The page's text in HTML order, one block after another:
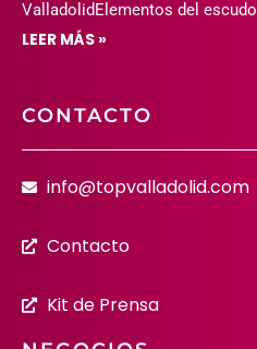
ValladolidElementos del
LEER MÁS »
CONTACTO
info@topvalladolid.com
Contacto
Kit de Prensa